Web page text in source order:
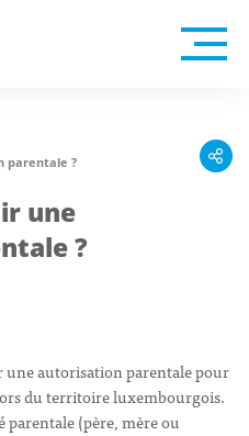
parentale ?
une
?
une autorisation parentale pour
du territoire luxembourgois.
parentale (père, mère ou